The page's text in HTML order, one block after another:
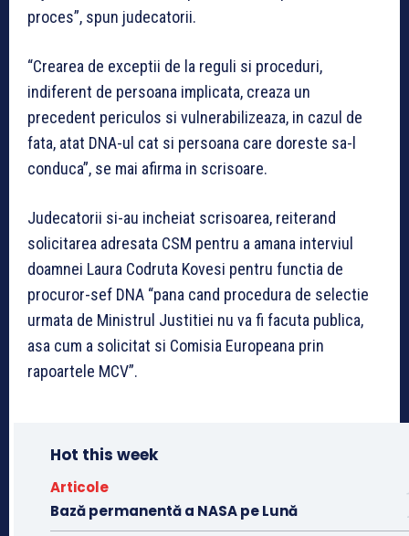
proces”, spun judecatorii.
“Crearea de exceptii de la reguli si proceduri,
indiferent de persoana implicata, creaza un
precedent periculos si vulnerabilizeaza, in cazul de
fata, atat DNA-ul cat si persoana care doreste sa-l
conduca”, se mai afirma in scrisoare.
Judecatorii si-au incheiat scrisoarea, reiterand
solicitarea adresata CSM pentru a amana interviul
doamnei Laura Codruta Kovesi pentru functia de
procuror-sef DNA “pana cand procedura de selectie
urmata de Ministrul Justitiei nu va fi facuta publica,
asa cum a solicitat si Comisia Europeana prin
rapoartele MCV”.
Hot this week
Articole
Bază permanentă a NASA pe Lună